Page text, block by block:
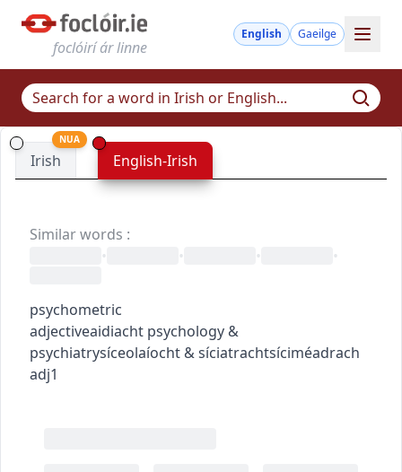
foclóirí ár linne
English Gaeilge
Irish
NUA
English-Irish
Similar words :
•
• • •
psychometric
adjectiveaidiacht psychology &
psychiatrysíceolaíocht & síciatrachtsíciméadrach
adj1